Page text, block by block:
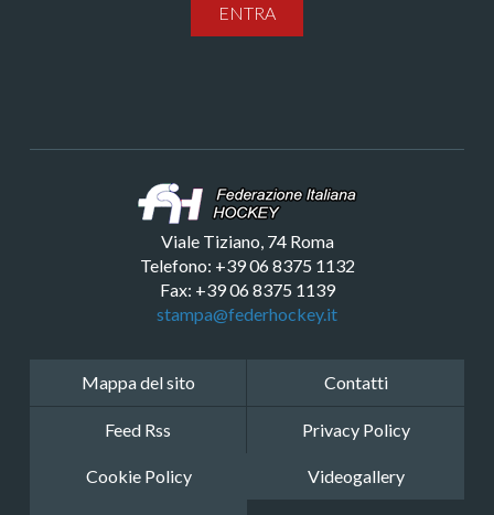
ENTRA
Viale Tiziano, 74 Roma
Telefono: +39 06 8375 1132
Fax: +39 06 8375 1139
stampa@federhockey.it
Mappa del sito Contatti
Feed Rss Privacy Policy
Cookie Policy Videogallery